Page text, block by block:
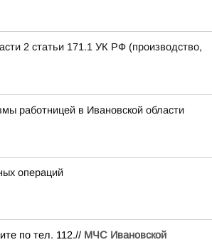
2 статьи 171.1 УК РФ (производство,
работницей в Ивановской области
операций
по тел. 112.// МЧС Ивановской